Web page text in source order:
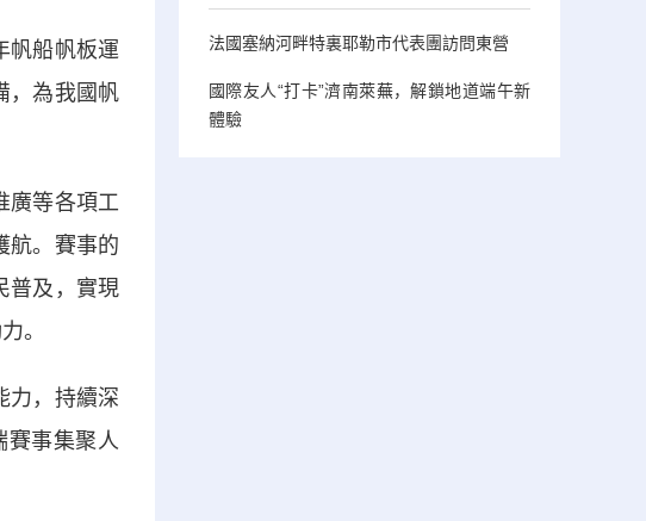
船帆板運
，為我國帆
等各項工
航。賽事的
普及，實現
。
，持續深
事集聚人
法國塞納河畔特裏耶勒市代表團訪問東營
國際友人“打卡”濟南萊蕪，解鎖地道端午新
體驗